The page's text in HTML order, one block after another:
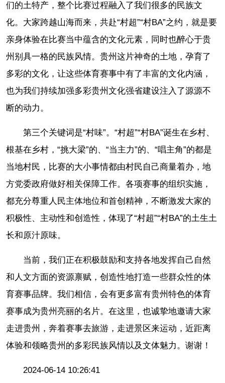
们的土特产，整个比赛过程融入了我们很多的民族文
化。大家跨越山海而来，共赴“村超”“村BA”之约，就是要
亲身体验在比赛当中蕴含的文化元素，同时也醉心于贵
州别具一格的民族风情。贵州这片神奇的土地，孕育了
多彩的文化，让这些体育赛事中有了丰富的文化内涵，
也为我们持续加强多彩贵州文化强省建设注入了源源不
断的动力。
第三个关键词是“村味”。“村超”“村BA”诞生在乡村、
根基在乡村，“挑大梁”的、“当主力”的、“唱主角”的都是
当地村民，比赛的大小事情都由村民自己商量着办，地
方党委政府做好相关保障工作。各项赛事的组织实施，
都充分尊重人民主体地位和首创精神，不断激发大家的
积极性、主动性和创造性，体现了“村超”“村BA”的土生土
长和原汁原味。
当前，我们正在积极鼓励和支持各地发挥自己自然
和人文方面的资源禀赋，创造性地打造一些群众性的体
育赛事品牌。我们相信，会有更多富有贵州特色的体育
赛事成为贵州亮丽的名片。在这里，也诚挚地邀请大家
走进贵州，奔着赛事去旅游，走进景区来运动，近距离
体验和领略贵州的多彩民族风情以及文体魅力。谢谢！
2024-06-14 10:26:41